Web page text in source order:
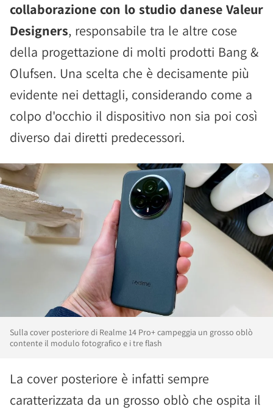
collaborazione con lo studio danese Valeur
Designers, responsabile tra le altre cose
della progettazione di molti prodotti Bang &
Olufsen. Una scelta che è decisamente più
evidente nei dettagli, considerando come a
colpo d'occhio il dispositivo non sia poi così
diverso dai diretti predecessori.
Sulla cover posteriore di Realme 14 Pro+ campeggia un grosso oblò
contente il modulo fotografico e i tre flash
La cover posteriore è infatti sempre
caratterizzata da un grosso oblò che ospita il